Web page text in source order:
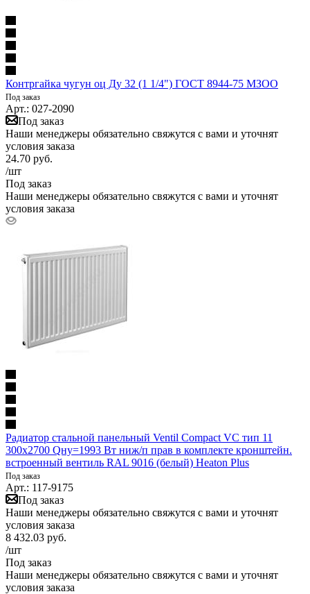
Контргайка чугун оц Ду 32 (1 1/4") ГОСТ 8944-75 МЗОО
Под заказ
Арт.: 027-2090
Под заказ
Наши менеджеры обязательно свяжутся с вами и уточнят
условия заказа
24.70 руб.
/шт
Под заказ
Наши менеджеры обязательно свяжутся с вами и уточнят
условия заказа
Радиатор стальной панельный Ventil Compact VC тип 11
300х2700 Qну=1993 Вт ниж/п прав в комплекте кронштейн.
встроенный вентиль RAL 9016 (белый) Heaton Plus
Под заказ
Арт.: 117-9175
Под заказ
Наши менеджеры обязательно свяжутся с вами и уточнят
условия заказа
8 432.03 руб.
/шт
Под заказ
Наши менеджеры обязательно свяжутся с вами и уточнят
условия заказа